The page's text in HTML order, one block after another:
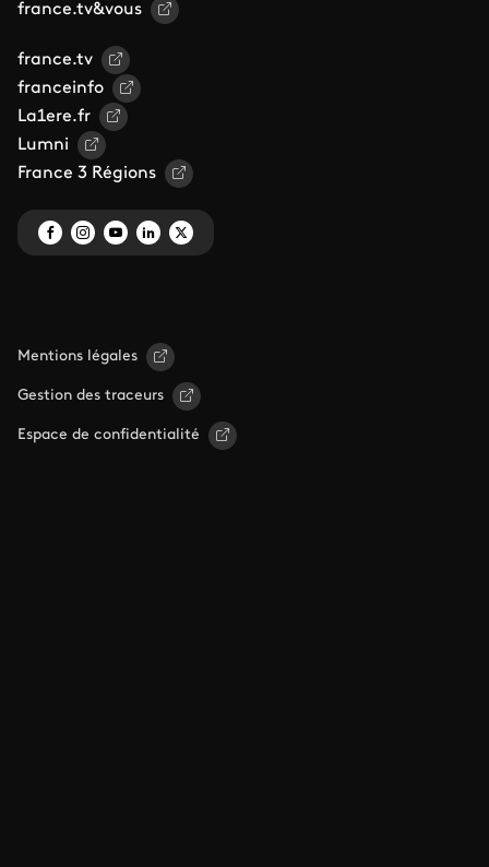
france.tv&vous
france.tv
franceinfo
La1ere.fr
Lumni
France 3 Régions
Mentions légales
Gestion des traceurs
Espace de confidentialité